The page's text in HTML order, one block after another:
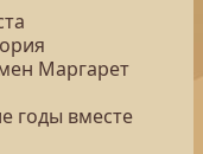
Маргарет
годы вместе